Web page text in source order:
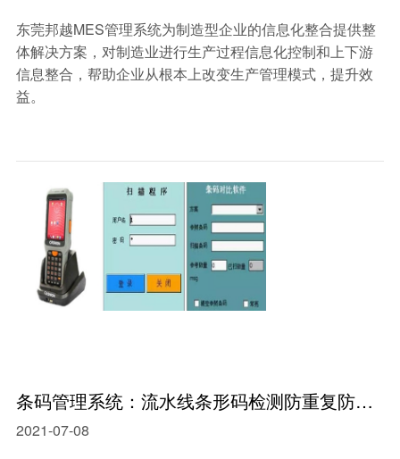
​东莞邦越MES管理系统为制造型企业的信息化整合提供整
体解决方案，对制造业进行生产过程信息化控制和上下游
信息整合，帮助企业从根本上改变生产管理模式，提升效
益。
条码管理系统：流水线条形码检测防重复防漏报警设备
2021-07-08